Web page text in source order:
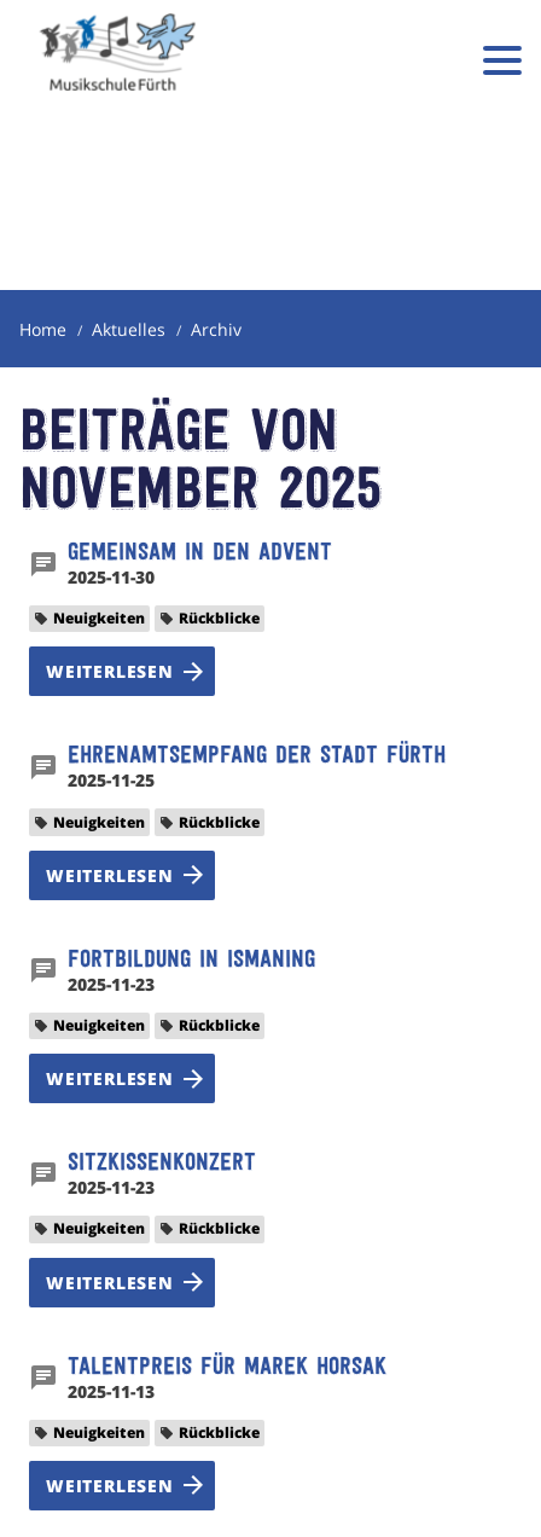
Home Aktuelles Archiv
Beiträge von
November 2025
Gemeinsam in den Advent
2025-11-30
Neuigkeiten Rückblicke
WEITERLESEN
Ehrenamtsempfang der Stadt Fürth
2025-11-25
Neuigkeiten Rückblicke
WEITERLESEN
Fortbildung in Ismaning
2025-11-23
Neuigkeiten Rückblicke
WEITERLESEN
Sitzkissenkonzert
2025-11-23
Neuigkeiten Rückblicke
WEITERLESEN
Talentpreis für Marek Horsak
2025-11-13
Neuigkeiten Rückblicke
WEITERLESEN